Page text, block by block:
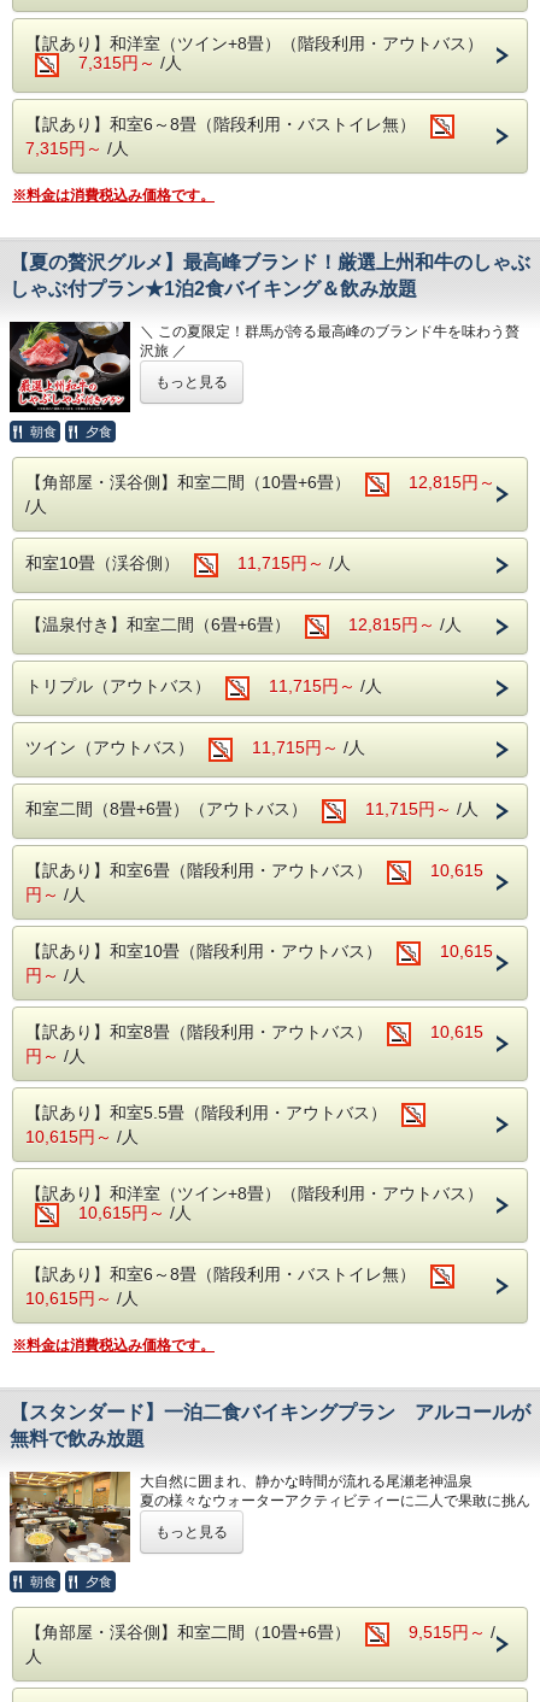
食べ過ぎちゃっても！
飲み過ぎちゃっても！！
飲み放題つきバイキングですから追加料金は
ございません！！！
ください…♪
■お食事■
・お夕食は約50品目のバイキング!
ソフトドリンクはもちろん、アルコール類
（生ビール・日本酒・サワー・焼酎など）も
季節の食材を使った色とりどりのお料理を
お好きなだけお召し上がりください。
■温泉■
老神伝説残る歴史ある名湯!
本館(弱アルカリ性単純泉)・別館(単純温泉)
ご堪能いただけます。
・本館大浴場
【営業時間】5:00～10:00/14:00～23:00
・別館大浴場
・別館野天風呂・内湯
【営業時間】男性 15:00～23:00／女性 5:00
～10:00
本館の露天風呂は片品渓谷の流れを感じなが
ら入浴でき
秋は紅葉を冬は雪見をしながらの入浴にも風
情があります。
■館内設備■
・カラオケ
・麻雀ルーム（手積み麻雀卓）
無料でご利用いただける娯楽施設が盛りだく
さん。
楽しくホテルライフをお過ごしください。
ホテルから片品渓谷が一望！
まで毎朝6時より開催。
沼田インター近くの原田農園では一年中果物
お楽しみ頂けます。
春の尾瀬は水芭蕉・夏にはニッコウキスゲ等
数百種の植物が群生しております。
がおススメ！
吹割りの滝は当館よりお車で約7分
乗り合いバス等が必要りは乗り合いバス等が
・ご朝食は、和洋バイキング!
季節の食材を使った色とりどりのお料理を
お好きなだけお召し上がりください。
■温泉■
本館(弱アルカリ性単純泉)・別館(単純温泉)
ご堪能いただけます。
・本館大浴場
・別館大浴場
【営業時間】 5:00～10:00/15:00～23:00
・別館野天風呂・内湯
5:00～10:00
〇自然に抱かれた山楽荘の露天風呂〇
ら入浴でき
秋は紅葉を冬は雪見をしながらの入浴にも風
情があります。
■館内設備■
・カラオケ
・卓球
・麻雀ルーム（手積み麻雀卓）
無料でご利用いただける娯楽施設が盛りだく
さん。
楽しくホテルライフをお過ごしください。
■周辺観光案内■
ホテルから片品渓谷が一望！
老神温泉名物朝市は、4月20日から11月20日
沼田インター近くの原田農園では一年中果物
狩りを家族で・カップルで
春の尾瀬は水芭蕉・夏にはニッコウキスゲ等
数百種の植物が群生しております。
がおススメ！
吹割りの滝は当館よりお車で約7分
乗り合いバス等が必要りは乗り合いバス等が
【訳あり】和洋室（ツイン+8畳）（階段利用・アウトバス）
7,315円～ /人
【訳あり】和室6～8畳（階段利用・バストイレ無）
7,315円～ /人
※料金は消費税込み価格です。
【夏の贅沢グルメ】最高峰ブランド！厳選上州和牛のしゃぶ
しゃぶ付プラン★1泊2食バイキング＆飲み放題
＼ この夏限定！群馬が誇る最高峰のブランド牛を味わう贅
沢旅 ／
いつもの王道バイキングにプラスして、特別な一皿を。
今年の夏は、群馬県内で肥育されるブランド黒毛和牛の中で
豊かな大自然と名湯に癒やされた後は、極上の群馬の味覚を
■ 【夏の特別別注】厳選上州和牛のしゃぶしゃぶ
大人1名様につき1皿、贅沢なしゃぶしゃぶをご用意いたし
ます。
伝統のブランド「厳選上州和牛」とは？
群馬県が誇る黒毛和牛「上州和牛」の中で、肉質等級4等級
以上の特に優れたものだけに認定される最高峰の称号です。
1頭ごとに証明書が発行されるそのお肉は、見事なサシ（霜
降り）が入り、口に入れた瞬間とろけるような舌触りと、深
みのある豊かな旨味が広がります。
販売期間
追加のお申込みはお電話もしくは宿泊当日の
【お食事】お好きなものを、お好きなだけ
・夕食：和洋中50品目のバイキング
も【飲み放題】！
季節の食材を活かしたメニューをお楽しみ
ください。
【温泉】二種の源泉を贅沢に湯巡り
・歴史ある名湯：本館（弱アルカリ性）と別
館（単純温）の異なる泉質。
・絶景露天風呂：片品渓谷を望み、秋は紅
葉、冬は雪見風呂を堪能。
一部男女入替制）
・カラオケ・卓球・麻雀ルームが無料。
・お会計を気にせず、充実したホテルライフ
を！
【周辺観光】絶景と味覚の宝庫
・老神朝市：4/20～11/20の毎朝開催。地元
・尾瀬散策や原田農園にて一年中楽しめる果
もっと見る
朝食 夕食
【角部屋・渓谷側】和室二間（10畳+6畳）
12,815円～
/人
和室10畳（渓谷側） 11,715円～ /人
【温泉付き】和室二間（6畳+6畳） 12,815円～ /人
トリプル（アウトバス） 11,715円～ /人
ツイン（アウトバス） 11,715円～ /人
和室二間（8畳+6畳）（アウトバス） 11,715円～ /人
【訳あり】和室6畳（階段利用・アウトバス）
10,615
円～ /人
【訳あり】和室10畳（階段利用・アウトバス）
10,615
円～ /人
【訳あり】和室8畳（階段利用・アウトバス）
10,615
円～ /人
【訳あり】和室5.5畳（階段利用・アウトバス）
10,615円～ /人
【訳あり】和洋室（ツイン+8畳）（階段利用・アウトバス）
10,615円～ /人
【訳あり】和室6～8畳（階段利用・バストイレ無）
10,615円～ /人
※料金は消費税込み価格です。
【スタンダード】一泊二食バイキングプラン アルコールが
無料で飲み放題
大自然に囲まれ、静かな時間が流れる尾瀬老神温泉
夏の様々なウォーターアクティビティーに二人で果敢に挑ん
らめいて見えたり…
カップルの大事な思い出作り、記念日お祝いにも最適です。
自然に耳を傾けてゆったりとした時間を過ごしたい、いつま
もっと見る
朝食 夕食
【角部屋・渓谷側】和室二間（10畳+6畳） 9,515円～ /
人